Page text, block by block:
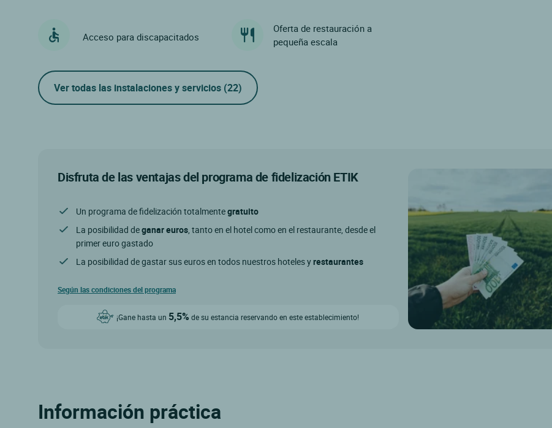
Acceso para discapacitados
Oferta de restauración a
pequeña escala
Ver todas las instalaciones y servicios (22)
Disfruta de las ventajas del programa de fidelización ETIK
Un programa de fidelización totalmentegratuito
La posibilidad deganar euros, tanto en el hotel como en el restaurante, desde el
primer euro gastado
La posibilidad de gastar sus euros en todos nuestros hoteles yrestaurantes
Según las condiciones del programa
¡Gane hasta un 5,5% de su estancia reservando en este establecimiento!
Información práctica